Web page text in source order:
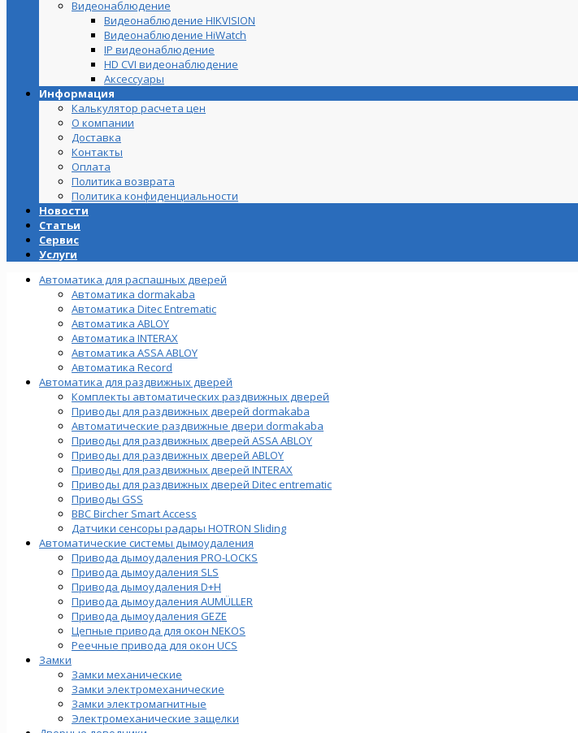
Видеонаблюдение
Видеонаблюдение HIKVISION
Видеонаблюдение HiWatch
IP видеонаблюдение
HD CVI видеонаблюдение
Аксессуары
Информация
Калькулятор расчета цен
О компании
Доставка
Контакты
Оплата
Политика возврата
Политика конфиденциальности
Новости
Статьи
Сервис
Услуги
Автоматика для распашных дверей
Автоматика dormakaba
Автоматика Ditec Entrematic
Автоматика ABLOY
Автоматика INTERAX
Автоматика ASSA ABLOY
Автоматика Record
Автоматика для раздвижных дверей
Комплекты автоматических раздвижных дверей
Приводы для раздвижных дверей dormakaba
Автоматические раздвижные двери dormakaba
Приводы для раздвижных дверей ASSA ABLOY
Приводы для раздвижных дверей ABLOY
Приводы для раздвижных дверей INTERAX
Приводы для раздвижных дверей Ditec entrematic
Приводы GSS
BBC Bircher Smart Access
Датчики сенсоры радары HOTRON Sliding
Автоматические системы дымоудаления
Привода дымоудаления PRO-LOCKS
Привода дымоудаления SLS
Привода дымоудаления D+H
Привода дымоудаления AUMÜLLER
Привода дымоудаления GEZE
Цепные привода для окон NEKOS
Реечные привода для окон UСS
Замки
Замки механические
Замки электромеханические
Замки электромагнитные
Электромеханические защелки